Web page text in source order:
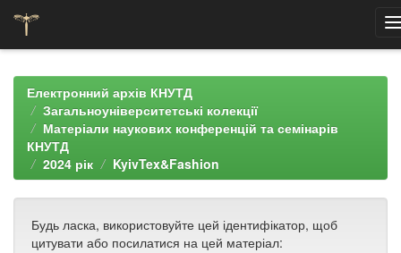
navigationЕлектронний архів КНУТД
Загальноуніверситетські колекції
Матеріали наукових конференцій та семінарів
КНУТД
2024 рік
KyivTex&Fashion
Будь ласка, використовуйте цей ідентифікатор, щоб
цитувати або посилатися на цей матеріал: